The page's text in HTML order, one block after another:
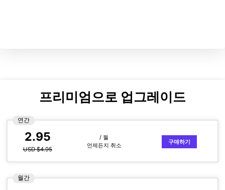
프리미엄으로 업그레이드
연간
2.95
USD $4.95
/ 월
언제든지 취소
구매하기
월간